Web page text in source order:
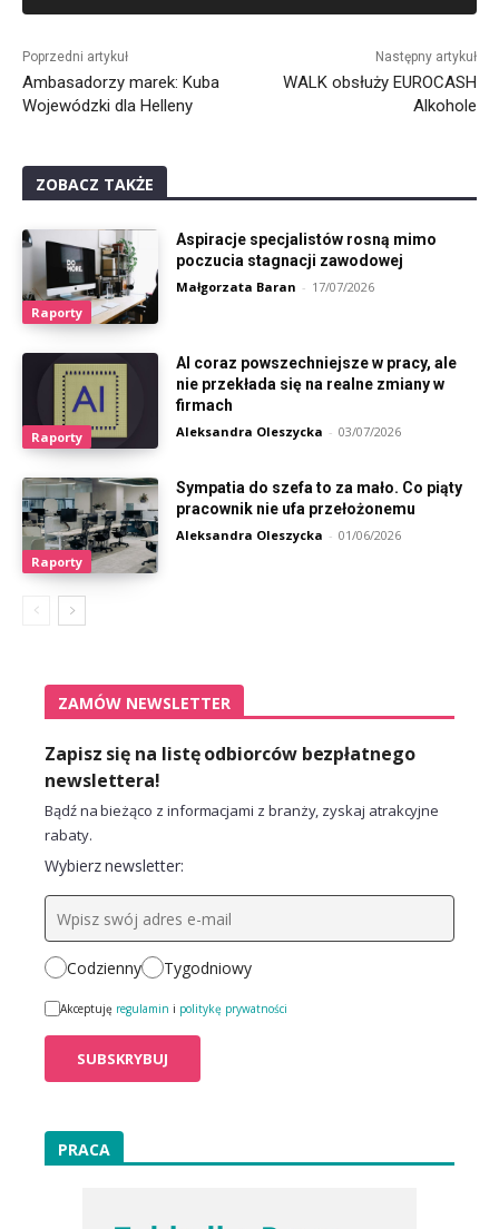
Poprzedni artykuł
Ambasadorzy marek: Kuba
Wojewódzki dla Helleny
Następny artykuł
WALK obsłuży EUROCASH
Alkohole
ZOBACZ TAKŻE
Raporty
Aspiracje specjalistów rosną mimo
poczucia stagnacji zawodowej
Małgorzata Baran - 17/07/2026
Raporty
AI coraz powszechniejsze w pracy, ale
nie przekłada się na realne zmiany w
firmach
Aleksandra Oleszycka - 03/07/2026
Raporty
Sympatia do szefa to za mało. Co piąty
pracownik nie ufa przełożonemu
Aleksandra Oleszycka - 01/06/2026
ZAMÓW NEWSLETTER
Zapisz się na listę odbiorców bezpłatnego
newslettera!
Bądź na bieżąco z informacjami z branży, zyskaj atrakcyjne
rabaty.
Wybierz newsletter:
Codzienny Tygodniowy
Akceptuję regulamin i politykę prywatności
PRACA